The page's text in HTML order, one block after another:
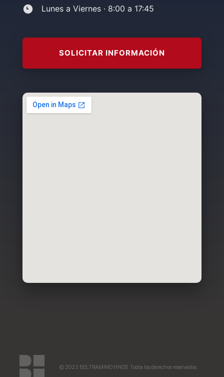
Lunes a Viernes · 8:00 a 17:45
SOLICITAR INFORMACIÓN
© 2022 BELTRAMINO HNOS. Todos los derechos reservados